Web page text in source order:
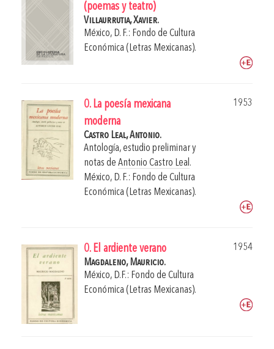
(poemas y teatro)
Villaurrutia, Xavier.
México, D. F.: Fondo de Cultura
Económica (Letras Mexicanas).
0. La poesía mexicana
moderna
1953
Castro Leal, Antonio.
Antología, estudio preliminar y
notas de Antonio Castro Leal .
México, D. F.: Fondo de Cultura
Económica (Letras Mexicanas).
0. El ardiente verano
1954
Magdaleno, Mauricio.
México, D.F.: Fondo de Cultura
Económica (Letras Mexicanas).